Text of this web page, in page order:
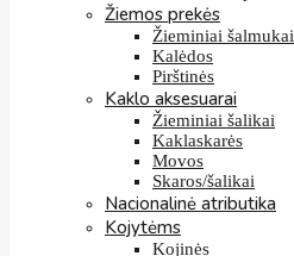
Žiemos prekės
Žieminiai šalmukai
Kalėdos
Pirštinės
Kaklo aksesuarai
Žieminiai šalikai
Kaklaskarės
Movos
Skaros/šalikai
Nacionalinė atributika
Kojytėms
Kojinės